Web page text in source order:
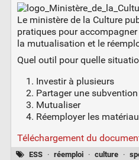
Le ministère de la Culture
pratiques pour
la mutualisation et le
Quel outil pour quelle
Investir à plusieurs
Partager une subvention
Mutualiser
Réemployer les
Téléchargement du
ESS · réemploi · culture ·